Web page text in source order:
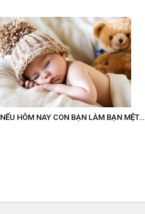
NẾU HÔM NAY CON BẠN LÀM BẠN MỆT…